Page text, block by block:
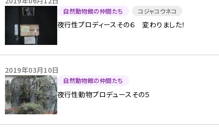
自然動物館の仲間たち コジャコウネコ
夜行性プロディースその６ 変わりました！
2019年03月10日
自然動物館の仲間たち
夜行性動物プロデュースその５